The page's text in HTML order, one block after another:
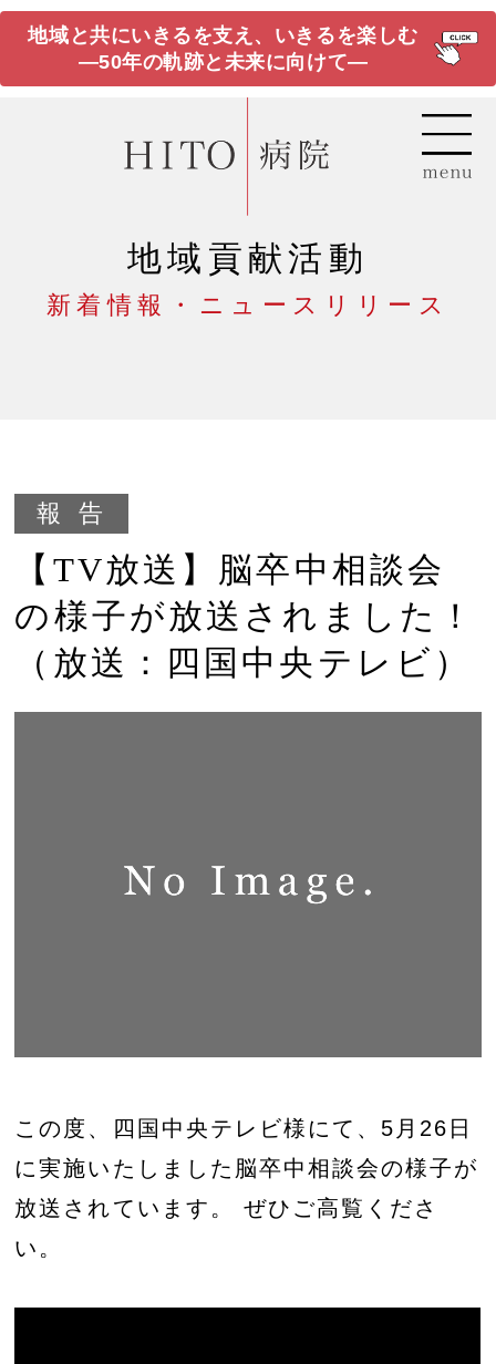
地域と共にいきるを支え、いきるを楽しむ
―50年の軌跡と未来に向けて―
地域貢献活動
新着情報・ニュースリリース
報告
【TV放送】脳卒中相談会
の様子が放送されました！
（放送：四国中央テレビ）
この度、四国中央テレビ様にて、5月26日
に実施いたしました脳卒中相談会の様子が
放送されています。 ぜひご高覧くださ
い。